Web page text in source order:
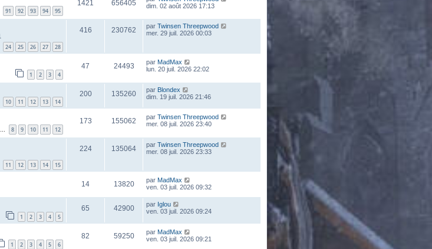
91 92 93 94 95
1421 656405
dim. 02 août 2026 17:13
24 25 26 27 28
416 230762 par Twinsen Threepwood
mer. 29 juil. 2026 00:03
1 2 3 4
47 24493 par MadMax
lun. 20 juil. 2026 22:02
10 11 12 13 14
200 135260 par Blondex
dim. 19 juil. 2026 21:46
… 8 9 10 11 12
173 155062 par Twinsen Threepwood
mer. 08 juil. 2026 23:40
11 12 13 14 15
224 135064 par Twinsen Threepwood
mer. 08 juil. 2026 23:33
14 13820 par MadMax
ven. 03 juil. 2026 09:32
1 2 3 4 5
65 42900 par Iglou
ven. 03 juil. 2026 09:24
1 2 3 4 5 6
82 59250 par MadMax
ven. 03 juil. 2026 09:21